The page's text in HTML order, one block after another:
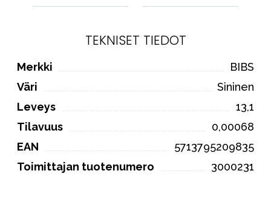
TEKNISET TIEDOT
Merkki
BIBS
Väri
Sininen
Leveys
13,1
Tilavuus
0,00068
EAN
5713795209835
Toimittajan tuotenumero
3000231